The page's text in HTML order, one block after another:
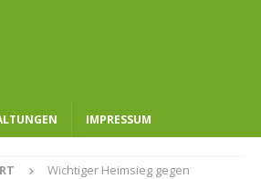
IMPRESSUM
Wichtiger Heimsieg gegen